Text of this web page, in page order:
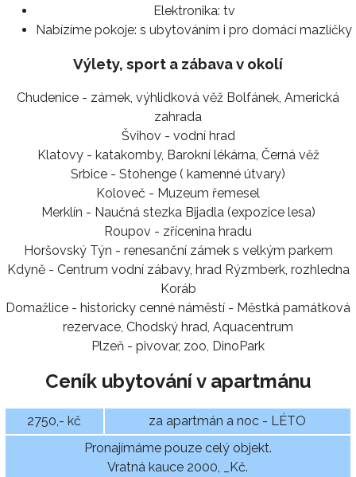
Elektronika: tv
Nabízíme pokoje: s ubytováním i pro domácí mazlíčky
Výlety, sport a zábava v okolí
Chudenice - zámek, výhlidková věž Bolfánek, Americká
zahrada
Švihov - vodní hrad
Klatovy - katakomby, Barokní lékárna, Černá věž
Srbice - Stohenge ( kamenné útvary)
Koloveč - Muzeum řemesel
Merklín - Naučná stezka Bijadla (expozice lesa)
Roupov - zřícenina hradu
Horšovský Týn - renesanční zámek s velkým parkem
Kdyně - Centrum vodní zábavy, hrad Rýzmberk, rozhledna
Koráb
Domažlice - historicky cenné náměstí - Městká památková
rezervace, Chodský hrad, Aquacentrum
Plzeň - pivovar, zoo, DinoPark
Ceník ubytování v apartmánu
2750,- kč
za apartmán a noc - LÉTO
Pronajímáme pouze celý objekt.
Vratná kauce 2000, _Kč.